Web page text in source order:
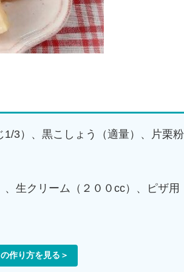
3）、黒こしょう（適量）、片栗粉
生クリーム（２００cc）、ピザ用
作り方を見る＞